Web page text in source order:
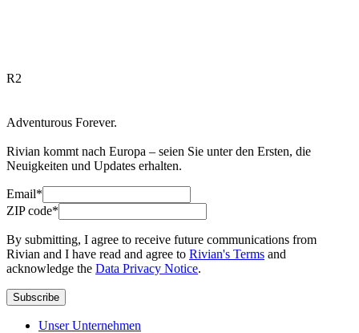
R2
Adventurous Forever.
Rivian kommt nach Europa – seien Sie unter den Ersten, die
Neuigkeiten und Updates erhalten.
Email*
ZIP code*
By submitting, I agree to receive future communications from
Rivian and I have read and agree to Rivian's Terms and
acknowledge the Data Privacy Notice.
Subscribe
Unser Unternehmen